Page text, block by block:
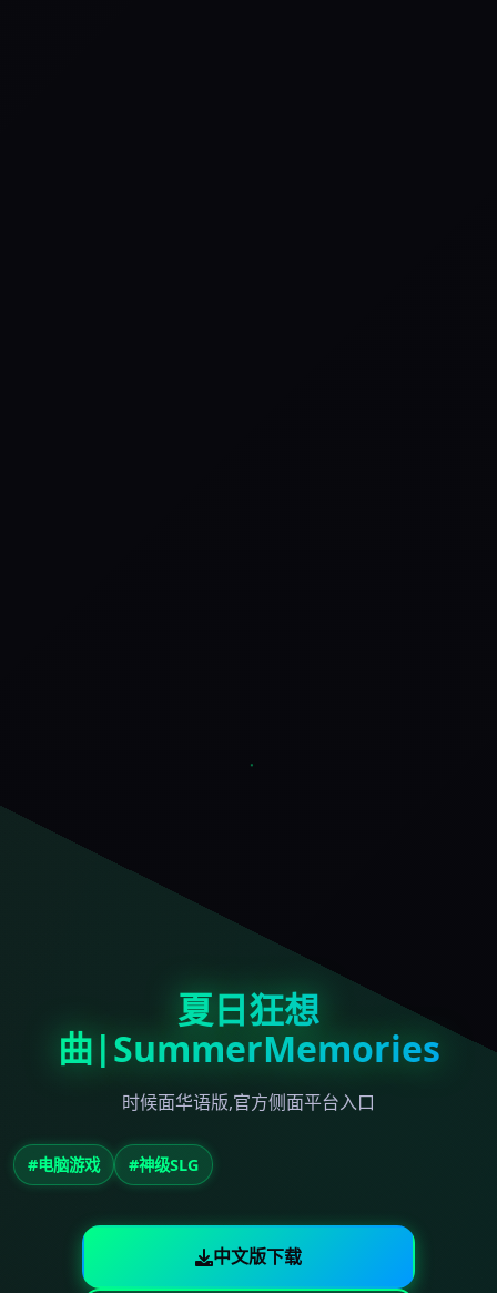
夏日狂想
曲|SummerMemories
时候面华语版,官方侧面平台入口
#电脑游戏 #神级SLG
中文版下载